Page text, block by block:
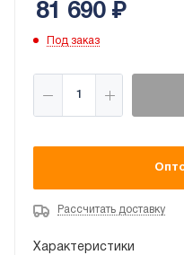
81 690₽
Под заказ
Рассчитать доставку
Характеристики